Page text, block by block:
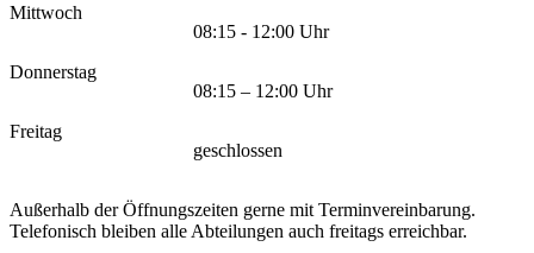
Mittwoch
08:15 - 12:00 Uhr
Donnerstag
08:15 – 12:00 Uhr
Freitag
geschlossen
Außerhalb der Öffnungszeiten gerne mit Terminvereinbarung.
Telefonisch bleiben alle Abteilungen auch freitags erreichbar.